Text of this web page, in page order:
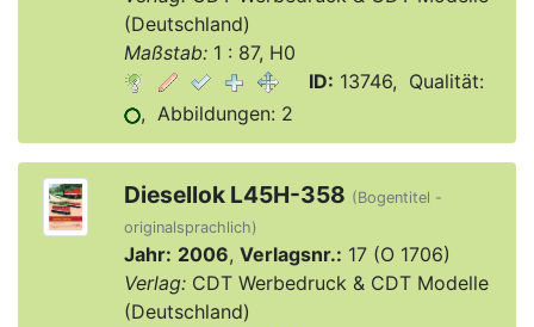
(Deutschland)
Maßstab:1 : 87, H0
ID: 13746, Qualität:
, Abbildungen: 2
Diesellok L45H-358 (Bogentitel -
originalsprachlich)
Jahr: 2006, Verlagsnr.: 17 (O 1706)
Verlag:CDT Werbedruck & CDT Modelle
(Deutschland)